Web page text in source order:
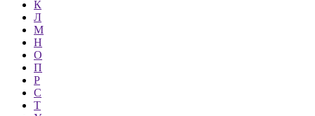
К
Л
М
Н
О
П
Р
С
Т